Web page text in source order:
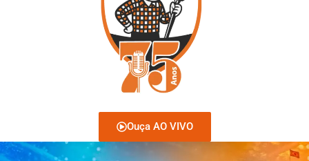
Ouça AO VIVO